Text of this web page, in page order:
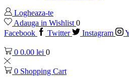
Logheaza-te
Adauga in Wishlist 0
Facebook
Twitter Instagram
0 0.00 lei 0
0 Shopping Cart